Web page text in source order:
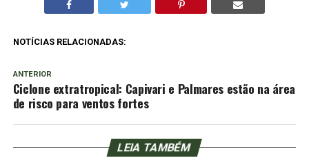
NOTÍCIAS RELACIONADAS:
ANTERIOR
Ciclone extratropical: Capivari e Palmares estão na área
de risco para ventos fortes
LEIA TAMBÉM